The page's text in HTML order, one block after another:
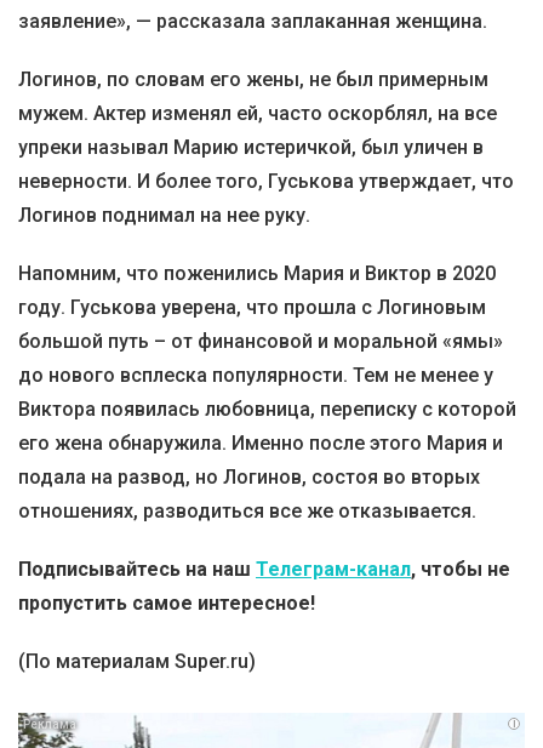
заявление», — рассказала заплаканная женщина.
Логинов, по словам его жены, не был примерным
мужем. Актер изменял ей, часто оскорблял, на все
упреки называл Марию истеричкой, был уличен в
неверности. И более того, Гуськова утверждает, что
Логинов поднимал на нее руку.
Напомним, что поженились Мария и Виктор в 2020
году. Гуськова уверена, что прошла с Логиновым
большой путь – от финансовой и моральной «ямы»
до нового всплеска популярности. Тем не менее у
Виктора появилась любовница, переписку с которой
его жена обнаружила. Именно после этого Мария и
подала на развод, но Логинов, состоя во вторых
отношениях, разводиться все же отказывается.
Подписывайтесь на наш Телеграм-канал, чтобы не
пропустить самое интересное!
(По материалам Super.ru)
i